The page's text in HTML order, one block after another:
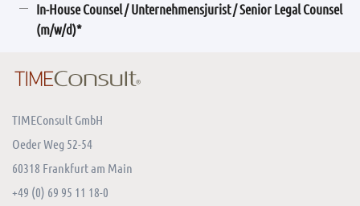
In-House Counsel / Unternehmensjurist / Senior Legal Counsel
(m/w/d)*
TIMEConsult GmbH
Oeder Weg 52-54
60318 Frankfurt am Main
+49 (0) 69 95 11 18-0